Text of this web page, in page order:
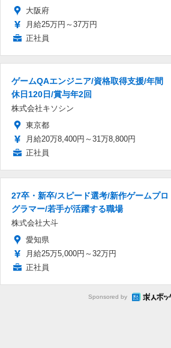
大阪府
月給25万円～37万円
正社員
ゲームQAエンジニア/資格取得支援/年間
休日120日/賞与年2回
株式会社キソシン
東京都
月給20万8,400円～31万8,800円
正社員
27卒・新卒/スピード選考/新作ゲームプロ
グラマー/若手が活躍する職場
株式会社大斗
愛知県
月給25万5,000円～32万円
正社員
Sponsored by